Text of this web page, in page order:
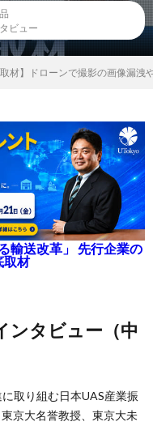
ビュー
取材】ドローンで撮影の画像漏
輸送改革」 先行企業の
取材
取り組む日本UAS産業振
京大名誉教授、東京大未